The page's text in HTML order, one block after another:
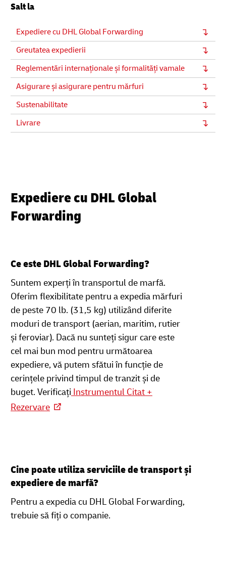
Salt la
Expediere cu DHL Global Forwarding
Greutatea expedierii
Reglementări internaționale și formalități vamale
Asigurare și asigurare pentru mărfuri
Sustenabilitate
Livrare
Expediere cu DHL Global
Forwarding
Ce este DHL Global Forwarding?
Suntem experți în transportul de marfă.
Oferim flexibilitate pentru a expedia mărfuri
de peste 70 lb. (31,5 kg) utilizând diferite
moduri de transport (aerian, maritim, rutier
și feroviar). Dacă nu sunteți sigur care este
cel mai bun mod pentru următoarea
expediere, vă putem sfătui în funcție de
cerințele privind timpul de tranzit și de
buget. Verificați Instrumentul Citat +
Rezervare
Cine poate utiliza serviciile de transport și
expediere de marfă?
Pentru a expedia cu DHL Global Forwarding,
trebuie să fiți o companie.